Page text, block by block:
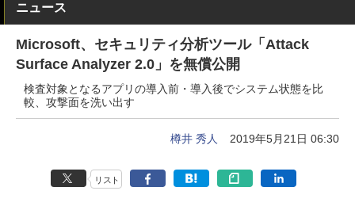
ニュース
Microsoft、セキュリティ分析ツール「Attack
Surface Analyzer 2.0」を無償公開
検査対象となるアプリの導入前・導入後でシステム状態を比
較、攻撃面を洗い出す
樽井 秀人 2019年5月21日 06:30
リスト